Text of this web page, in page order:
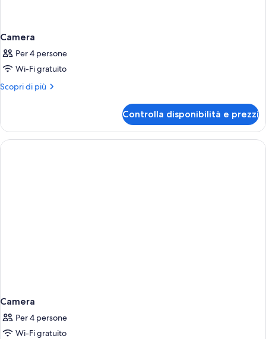
Camera
Per 4 persone
Wi-Fi gratuito
Scopri di più
Altri
Controlla disponibilità e prezzi
Camera
Per 4 persone
Wi-Fi gratuito